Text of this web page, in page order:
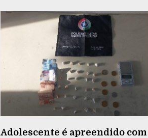
Adolescente é apreendido com